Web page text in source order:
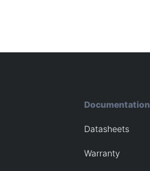
Documentation
Datasheets
Warranty